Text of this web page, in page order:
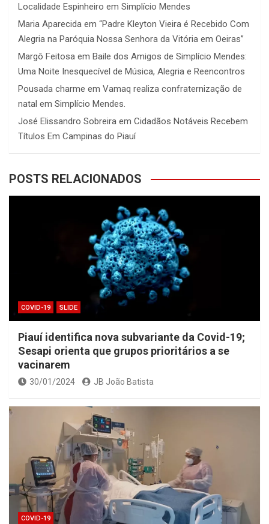
Localidade Espinheiro em Simplício Mendes
Maria Aparecida em “Padre Kleyton Vieira é Recebido Com
Alegria na Paróquia Nossa Senhora da Vitória em Oeiras”
Margô Feitosa em Baile dos Amigos de Simplício Mendes:
Uma Noite Inesquecível de Música, Alegria e Reencontros
Pousada charme em Vamaq realiza confraternização de
natal em Simplício Mendes.
José Elissandro Sobreira em Cidadãos Notáveis Recebem
Títulos Em Campinas do Piauí
POSTS RELACIONADOS
COVID-19 SLIDE
Piauí identifica nova subvariante da Covid-19;
Sesapi orienta que grupos prioritários a se
vacinarem
30/01/2024 JB João Batista
COVID-19